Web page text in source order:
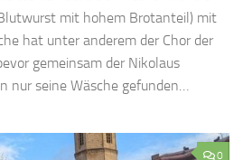
mit hohem Brotanteil) mit
hat unter anderem der Chor der
gemeinsam der Nikolaus
nur seine Wäsche gefunden…
0